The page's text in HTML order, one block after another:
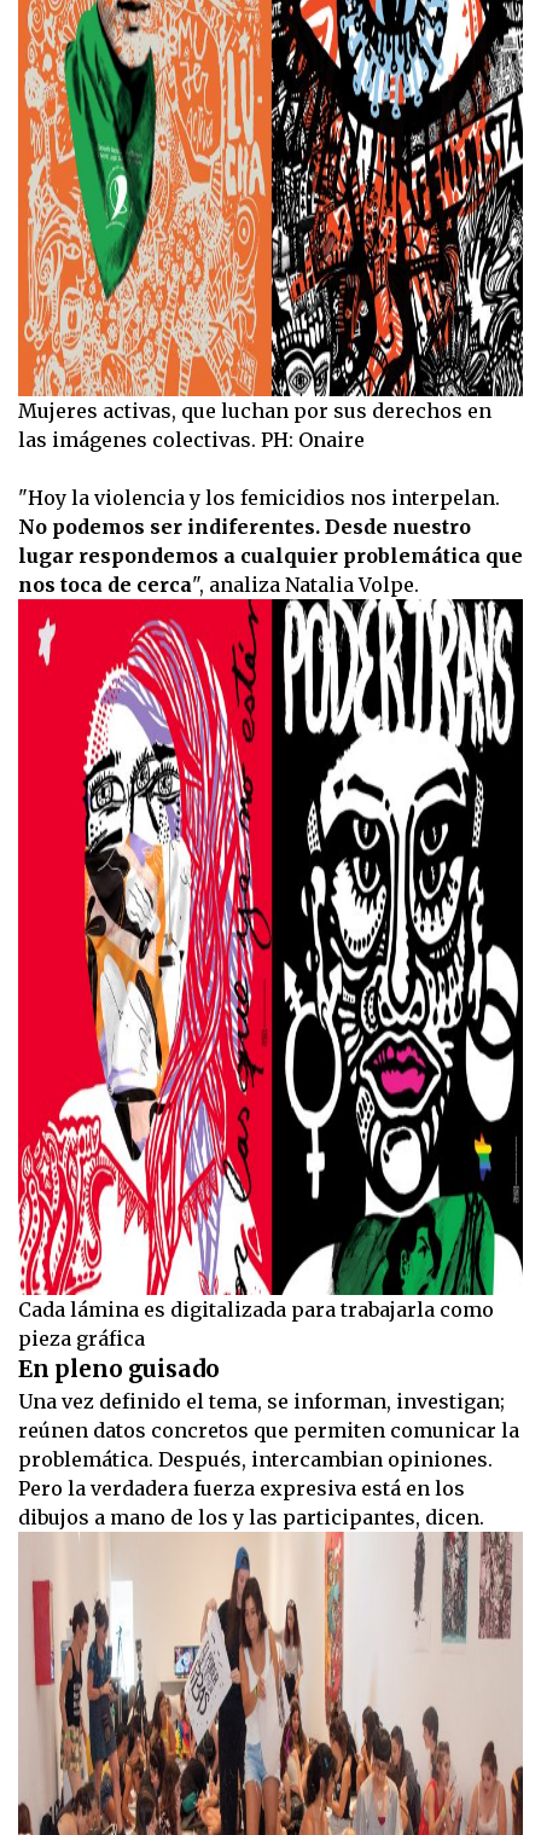
Mujeres activas, que luchan por sus derechos en
las imágenes colectivas. PH: Onaire
"Hoy la violencia y los femicidios nos interpelan.
No podemos ser indiferentes. Desde nuestro
lugar respondemos a cualquier problemática que
nos toca de cerca", analiza Natalia Volpe.
Cada lámina es digitalizada para trabajarla como
pieza gráfica
En pleno guisado
Una vez definido el tema, se informan, investigan;
reúnen datos concretos que permiten comunicar la
problemática. Después, intercambian opiniones.
Pero la verdadera fuerza expresiva está en los
dibujos a mano de los y las participantes, dicen.